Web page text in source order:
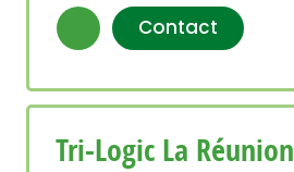
Contact
Tri-Logic La Réunion